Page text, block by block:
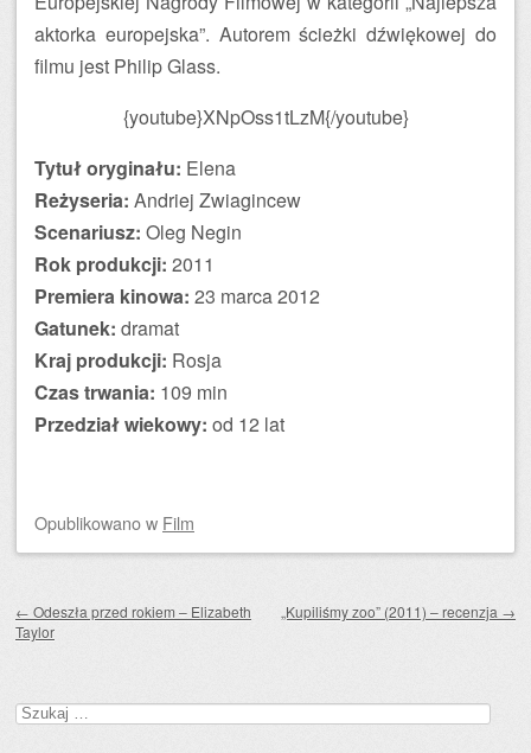
aktorka europejska”. Autorem ścieżki dźwiękowej do
filmu jest Philip Glass.
{youtube}XNpOss1tLzM{/youtube}
Tytuł oryginału: Elena
Reżyseria: Andriej Zwiagincew
Scenariusz: Oleg Negin
Rok produkcji: 2011
Premiera kinowa: 23 marca 2012
Gatunek: dramat
Kraj produkcji: Rosja
Czas trwania: 109 min
Przedział wiekowy: od 12 lat
Opublikowanow Film
← Odeszła przed rokiem – Elizabeth
Taylor
„Kupiliśmy zoo” (2011) – recenzja →
Szukaj: